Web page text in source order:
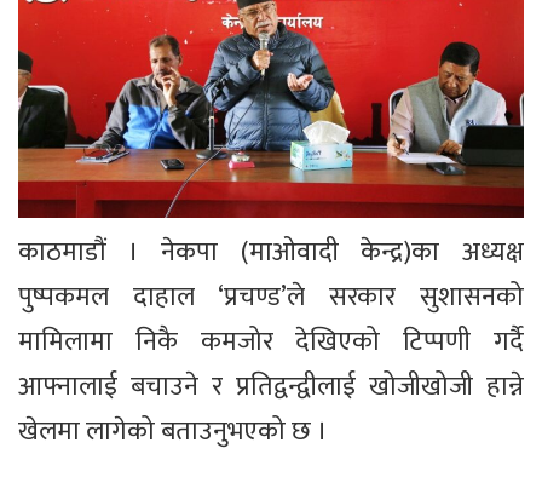
काठमाडौं । नेकपा (माओवादी केन्द्र)का अध्यक्ष
पुष्पकमल दाहाल ‘प्रचण्ड’ले सरकार सुशासनको
मामिलामा निकै कमजोर देखिएको टिप्पणी गर्दै
आफ्नालाई बचाउने र प्रतिद्वन्द्वीलाई खोजीखोजी हान्ने
खेलमा लागेको बताउनुभएको छ ।